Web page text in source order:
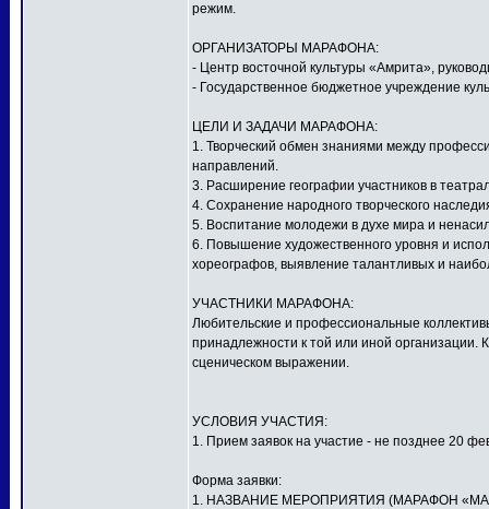
режим.
ОРГАНИЗАТОРЫ МАРАФОНА:
- Центр восточной культуры «Амрита»,
- Государственное бюджетное учреждение
ЦЕЛИ И ЗАДАЧИ МАРАФОНА:
1. Творческий обмен знаниями между
направлений.
3. Расширение географии участников в
4. Сохранение народного творческого
5. Воспитание молодежи в духе мира и
6. Повышение художественного уровня и
хореографов, выявление талантливых и
УЧАСТНИКИ МАРАФОНА:
Любительские и профессиональные
принадлежности к той или иной организации.
сценическом выражении.
УСЛОВИЯ УЧАСТИЯ:
1. Прием заявок на участие - не позднее 20
Форма заявки:
1. НАЗВАНИЕ МЕРОПРИЯТИЯ (МАРАФОН